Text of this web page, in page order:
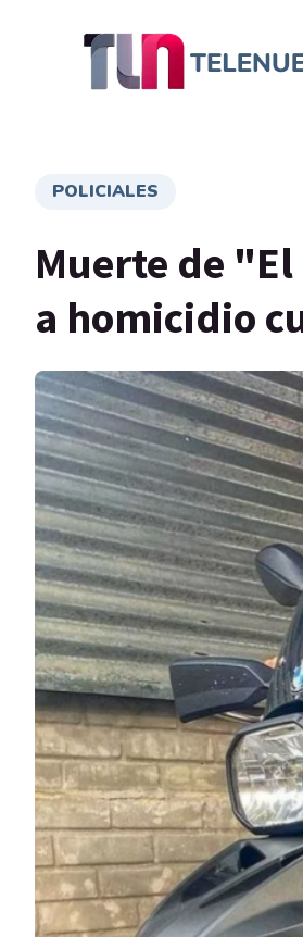
POLICIALES
Muerte de
a homicidio